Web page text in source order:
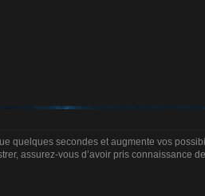
quelques secondes et augmente vos
assurez-vous d’avoir pris connaissance